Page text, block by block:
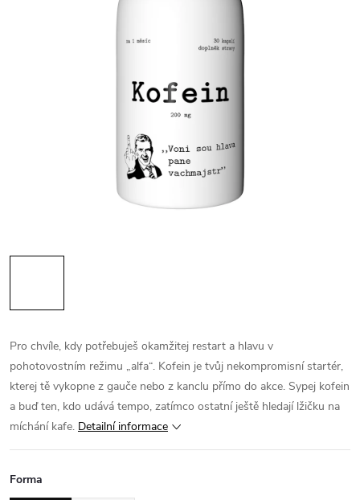
Pro chvíle, kdy potřebuješ okamžitej restart a hlavu v
pohotovostním režimu „alfa“. Kofein je tvůj nekompromisní startér,
kterej tě vykopne z gauče nebo z kanclu přímo do akce. Sypej kofein
a buď ten, kdo udává tempo, zatímco ostatní ještě hledají lžičku na
míchání kafe. Detailní informace
Forma